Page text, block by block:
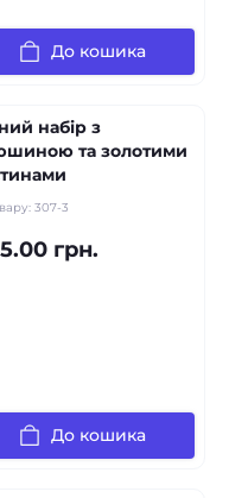
До кошика
набір з
та золотими
307-3
грн.
До кошика